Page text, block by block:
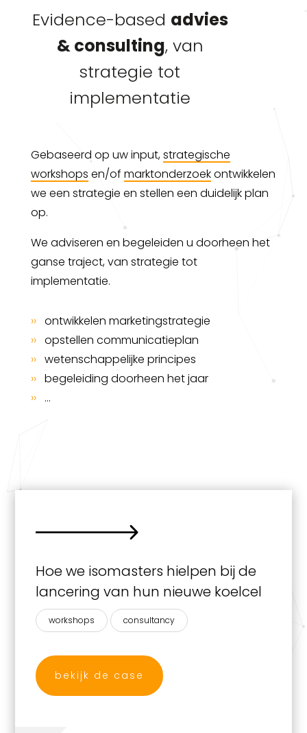
Evidence-based advies
& consulting, van
strategie tot
implementatie
Gebaseerd op uw input,strategische
workshops en/of marktonderzoekontwikkelen
we een strategie en stellen een duidelijk plan
op.
We adviseren en begeleiden u doorheen het
ganse traject, van strategie tot
implementatie.
›› ontwikkelen marketingstrategie
›› opstellen communicatieplan
›› wetenschappelijke principes
›› begeleiding doorheen het jaar
››…
Hoe we isomasters hielpen bij de
lancering van hun nieuwe koelcel
workshops consultancy
bekijk de case